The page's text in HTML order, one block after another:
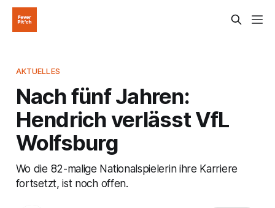
AKTUELLES
Nach fünf Jahren:
Hendrich verlässt VfL
Wolfsburg
Wo die 82-malige Nationalspielerin ihre Karriere
fortsetzt, ist noch offen.